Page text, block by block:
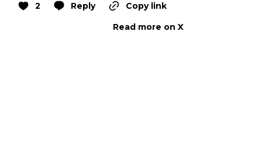
2 Reply
Copy link
Read more on X